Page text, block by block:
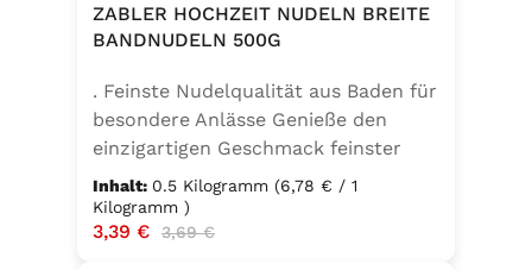
ZABLER HOCHZEIT NUDELN BREITE
BANDNUDELN 500G
. Feinste Nudelqualität aus Baden für
besondere Anlässe Genieße den
einzigartigen Geschmack feinster
Bandnudeln – mit den Zabler
Hochzeit Nudeln holst du dir echte
badische Qualität auf den Teller.
Inhalt: 0.5 Kilogramm (6,78 € / 1
Kilogramm )
Verkaufspreis:
3,39 € Regulärer Preis:
3,69 €